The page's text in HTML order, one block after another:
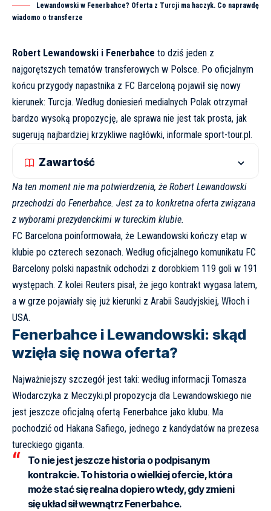
Lewandowski w Fenerbahce? Oferta z Turcji ma haczyk. Co naprawdę
wiadomo o transferze
Robert Lewandowski i Fenerbahce to dziś jeden z
najgorętszych tematów transferowych w Polsce. Po oficjalnym
końcu przygody napastnika z FC Barceloną pojawił się nowy
kierunek: Turcja. Według doniesień medialnych Polak otrzymał
bardzo wysoką propozycję, ale sprawa nie jest tak prosta, jak
sugerują najbardziej krzykliwe nagłówki, informale sport-tour.pl.
Zawartość
Na ten moment nie ma potwierdzenia, że Robert Lewandowski
przechodzi do Fenerbahce. Jest za to konkretna oferta związana
z wyborami prezydenckimi w tureckim klubie.
FC Barcelona poinformowała, że Lewandowski kończy etap w
klubie po czterech sezonach. Według oficjalnego komunikatu FC
Barcelony polski napastnik odchodzi z dorobkiem 119 goli w 191
występach. Z kolei Reuters pisał, że jego kontrakt wygasa latem,
a w grze pojawiały się już kierunki z Arabii Saudyjskiej, Włoch i
USA.
Fenerbahce i Lewandowski: skąd
wzięła się nowa oferta?
Najważniejszy szczegół jest taki: według informacji Tomasza
Włodarczyka z Meczyki.pl propozycja dla Lewandowskiego nie
jest jeszcze oficjalną ofertą Fenerbahce jako klubu. Ma
pochodzić od Hakana Safiego, jednego z kandydatów na prezesa
tureckiego giganta.
To nie jest jeszcze historia o podpisanym
kontrakcie. To historia o wielkiej ofercie, która
może stać się realna dopiero wtedy, gdy zmieni
się układ sił wewnątrz Fenerbahce.